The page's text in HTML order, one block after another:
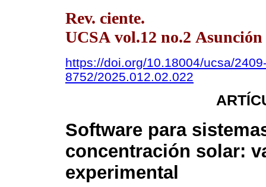
Rev. ciente.
UCSA vol.12 no.2 Asunción
https://doi.org/10.18004/ucsa/
8752/2025.012.02.022
Software para
concentración solar:
experimental